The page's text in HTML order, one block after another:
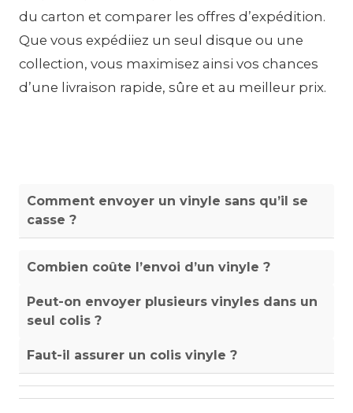
du carton et comparer les offres d’expédition.
Que vous expédiiez un seul disque ou une
collection, vous maximisez ainsi vos chances
d’une livraison rapide, sûre et au meilleur prix.
Comment envoyer un vinyle sans qu’il se
casse ?
Combien coûte l’envoi d’un vinyle ?
Peut-on envoyer plusieurs vinyles dans un
seul colis ?
Faut-il assurer un colis vinyle ?